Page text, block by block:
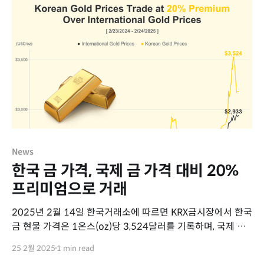
News
한국 금 가격, 국제 금 가격 대비 20%
프리미엄으로 거래
2025년 2월 14일 한국거래소에 따르면 KRX금시장에서 한국
금 현물 가격은 1온스(oz)당 3,524달러를 기록하며, 국제 금
있습니다.
25 2월 2025 1 min read